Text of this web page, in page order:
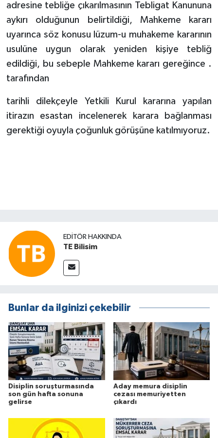
adresine tebliğe çıkarılmasının Tebligat Kanununa
aykırı olduğunun belirtildiği, Mahkeme kararı
uyarınca söz konusu lüzum-u muhakeme kararının
usulüne uygun olarak yeniden kişiye tebliğ
edildiği, bu sebeple Mahkeme kararı gereğince .
tarafından
tarihli dilekçeyle Yetkili Kurul kararına yapılan
itirazın esastan incelenerek karara bağlanması
gerektiği oyuyla çoğunluk görüşüne katılmıyoruz.
EDITÖR HAKKINDA
TE Bilisim
Bunlar da ilginizi çekebilir
Disiplin soruşturmasında
son gün hafta sonuna
gelirse
Aday memura disiplin
cezası memuriyetten
çıkardı